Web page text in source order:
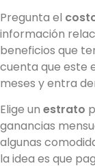
Pregunta el
información
beneficios que
cuenta que este
meses y entra
Elige un estrato
ganancias
algunas
la idea es que